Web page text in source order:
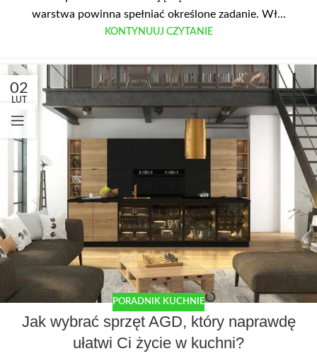
warstwa powinna spełniać określone zadanie. Wł...
KONTYNUUJ CZYTANIE
02
LUT
PORADNIK KUCHNIE
Jak wybrać sprzęt AGD, który naprawdę
ułatwi Ci życie w kuchni?